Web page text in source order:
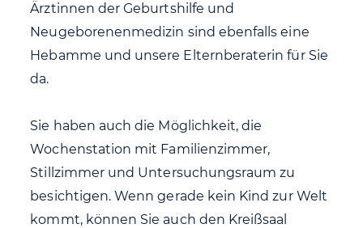
Ärztinnen der Geburtshilfe und
Neugeborenenmedizin sind ebenfalls eine
Hebamme und unsere Elternberaterin für Sie
da.
Sie haben auch die Möglichkeit, die
Wochenstation mit Familienzimmer,
Stillzimmer und Untersuchungsraum zu
besichtigen. Wenn gerade kein Kind zur Welt
kommt, können Sie auch den Kreißsaal